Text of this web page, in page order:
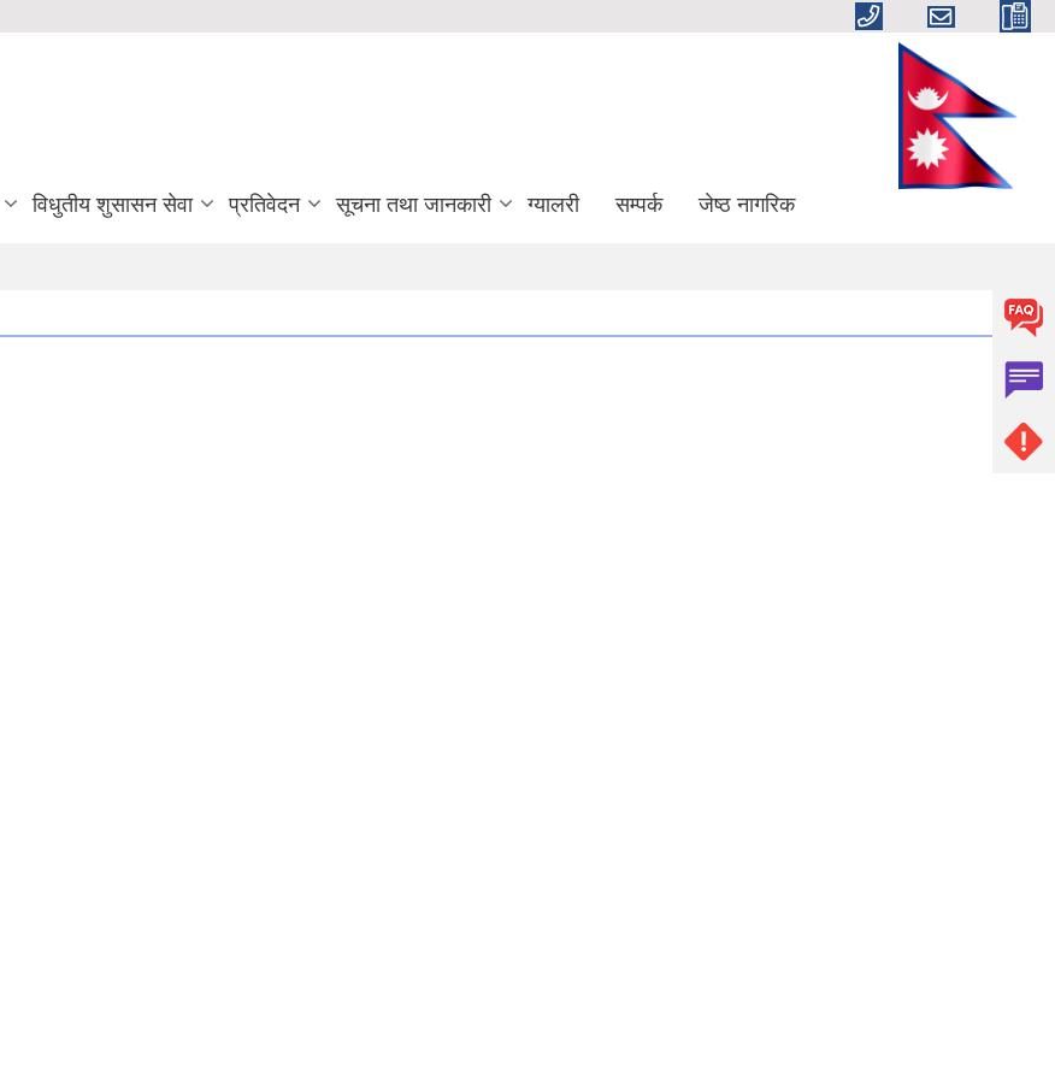
विधुतीय शुसासन सेवा प्रतिवेदन सूचना तथा जानकारी ग्यालरी सम्पर्क जेष्ठ नागरिक